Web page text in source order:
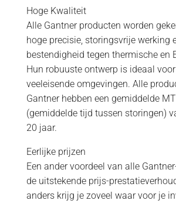
Hoge Kwaliteit
Alle Gantner producten worden
hoge precisie, storingsvrije werking
bestendigheid tegen thermische en
Hun robuuste ontwerp is ideaal
veeleisende omgevingen. Alle
Gantner hebben een gemiddelde
(gemiddelde tijd tussen storingen)
20 jaar.
Eerlijke prijzen
Een ander voordeel van alle
de uitstekende prijs-
anders krijg je zoveel waar voor je